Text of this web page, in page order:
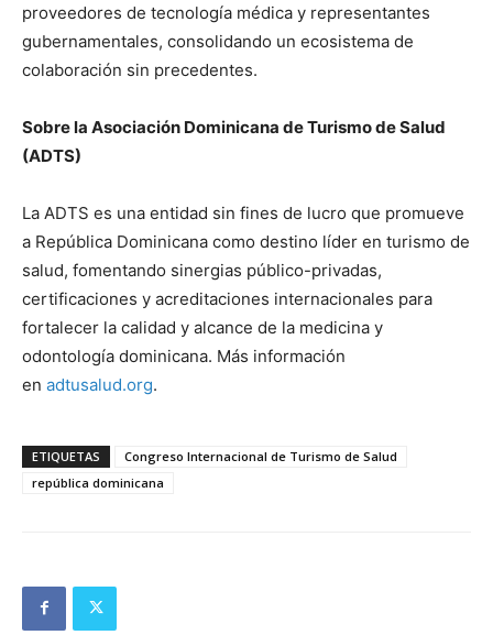
proveedores de tecnología médica y representantes
gubernamentales, consolidando un ecosistema de
colaboración sin precedentes.
Sobre la Asociación Dominicana de Turismo de Salud
(ADTS)
La ADTS es una entidad sin fines de lucro que promueve
a República Dominicana como destino líder en turismo de
salud, fomentando sinergias público-privadas,
certificaciones y acreditaciones internacionales para
fortalecer la calidad y alcance de la medicina y
odontología dominicana. Más información
en adtusalud.org.
ETIQUETAS
Congreso Internacional de Turismo de Salud
república dominicana